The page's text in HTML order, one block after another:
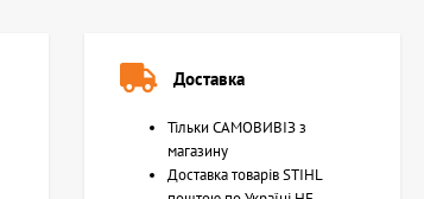
Доставка
Тільки САМОВИВІЗ з
магазину
Доставка товарів STIHL